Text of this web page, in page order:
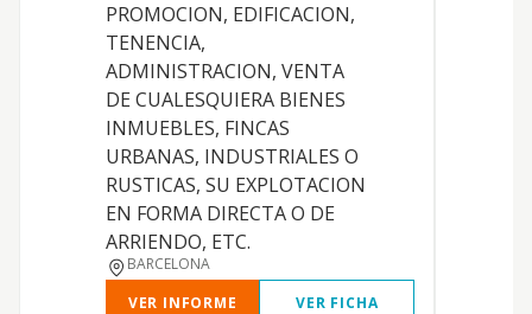
PROMOCION, EDIFICACION,
TENENCIA,
ADMINISTRACION, VENTA
DE CUALESQUIERA BIENES
INMUEBLES, FINCAS
URBANAS, INDUSTRIALES O
RUSTICAS, SU EXPLOTACION
EN FORMA DIRECTA O DE
ARRIENDO, ETC.
BARCELONA
VER INFORME
VER FICHA